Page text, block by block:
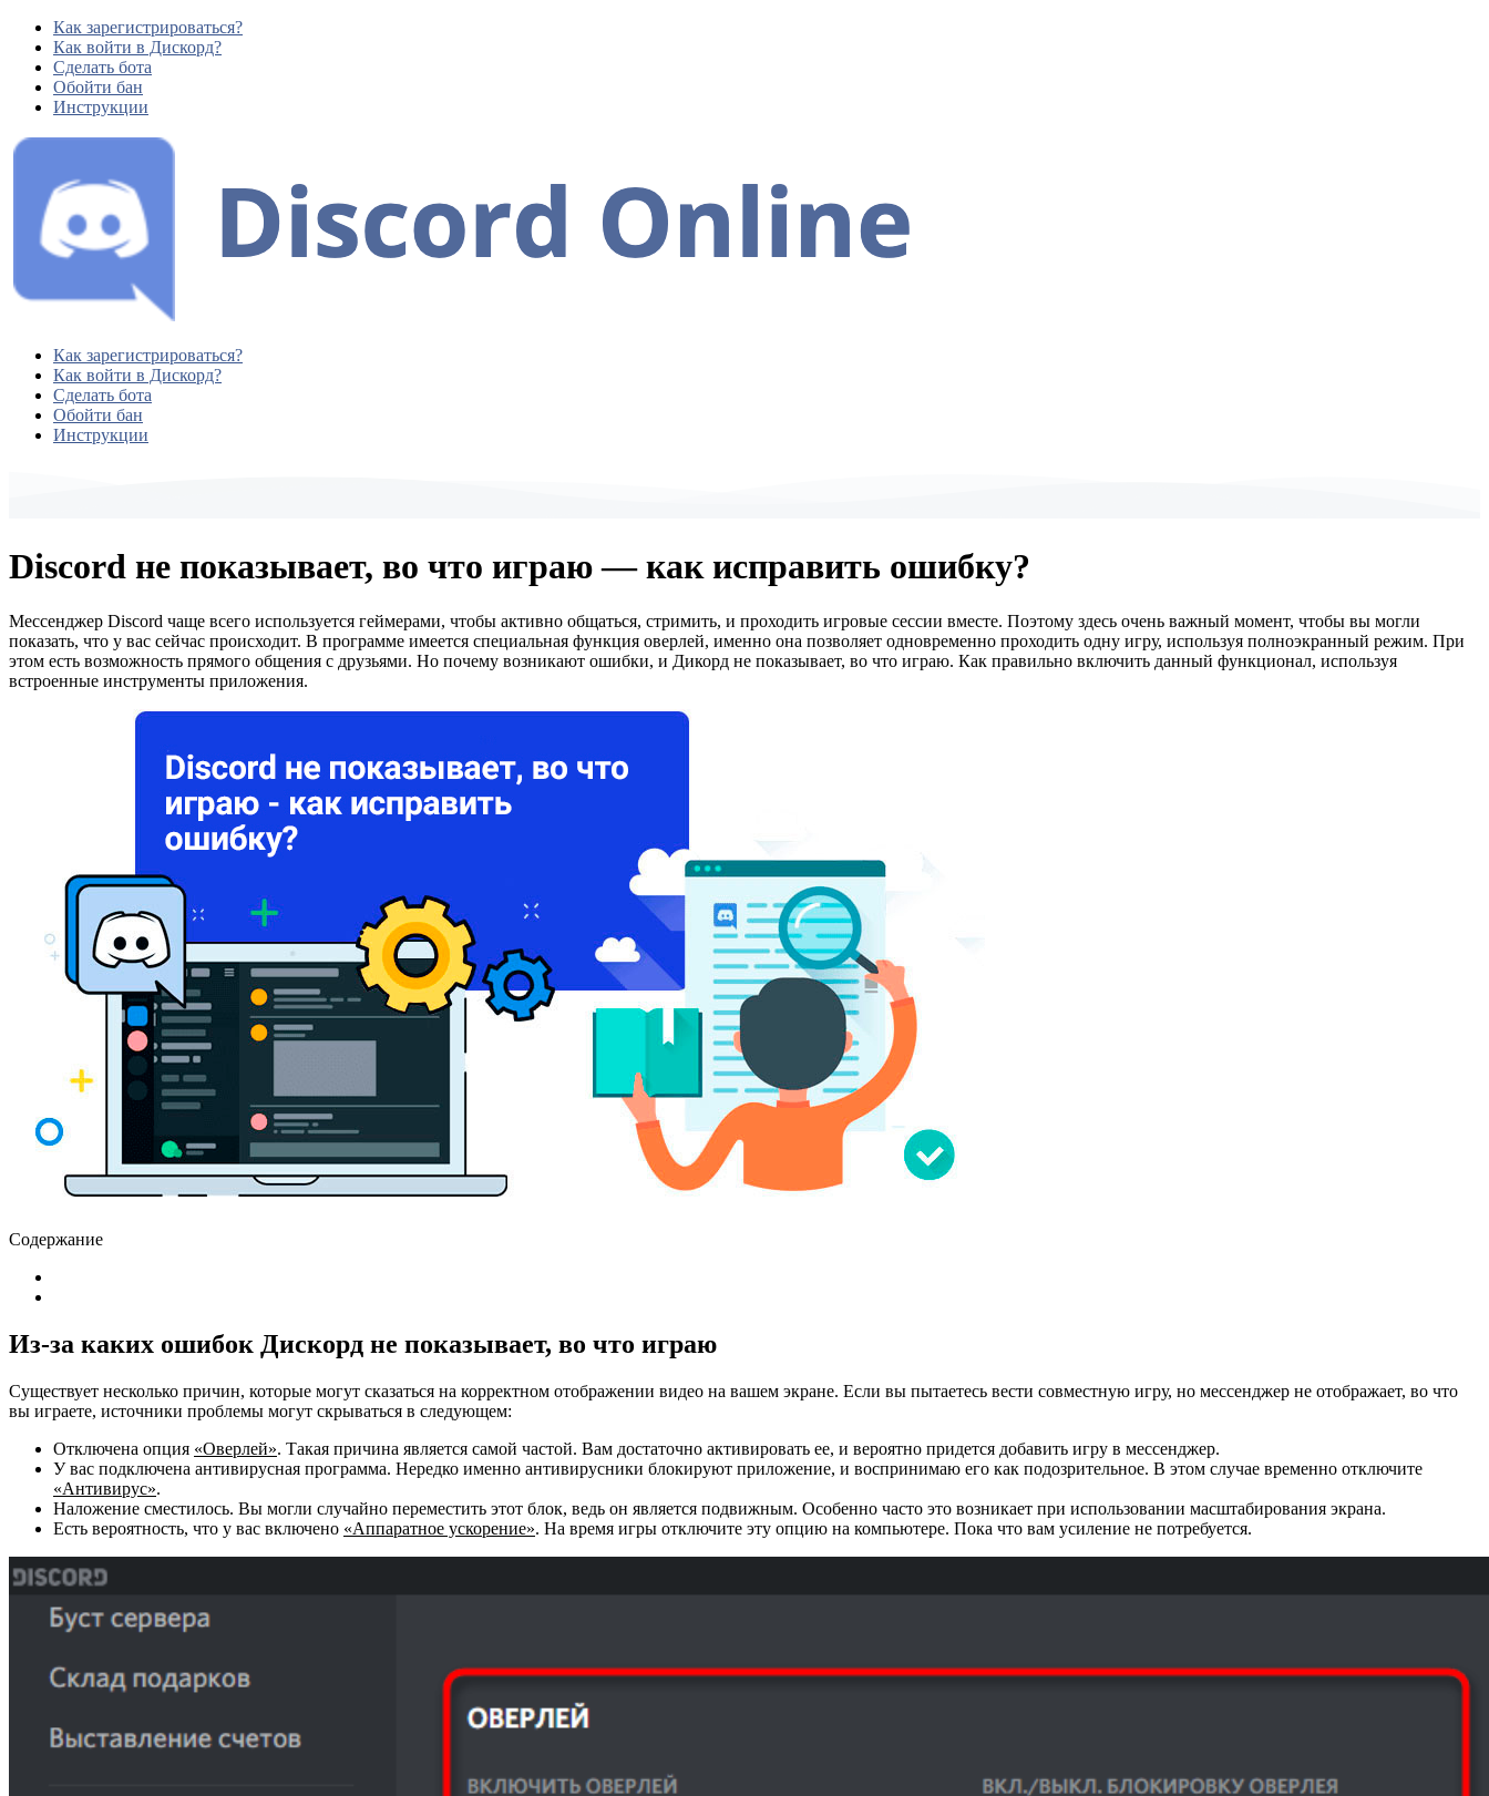
Как зарегистрироваться?
Как войти в Дискорд?
Сделать бота
Обойти бан
Инструкции
Как зарегистрироваться?
Как войти в Дискорд?
Сделать бота
Обойти бан
Инструкции
Discord не показывает, во что играю — как исправить ошибку?
Мессенджер Discord чаще всего используется геймерами, чтобы активно общаться, стримить, и проходить игровые сессии вместе. Поэтому здесь очень важный момент, чтобы вы могли
показать, что у вас сейчас происходит. В программе имеется специальная функция оверлей, именно она позволяет одновременно проходить одну игру, используя полноэкранный режим. При
этом есть возможность прямого общения с друзьями. Но почему возникают ошибки, и Дикорд не показывает, во что играю. Как правильно включить данный функционал, используя
встроенные инструменты приложения.
Содержание
Из-за каких ошибок Дискорд не показывает, во что играю
Существует несколько причин, которые могут сказаться на корректном отображении видео на вашем экране. Если вы пытаетесь вести совместную игру, но мессенджер не отображает, во что
вы играете, источники проблемы могут скрываться в следующем:
Отключена опция «Оверлей». Такая причина является самой частой. Вам достаточно активировать ее, и вероятно придется добавить игру в мессенджер.
У вас подключена антивирусная программа. Нередко именно антивирусники блокируют приложение, и воспринимаю его как подозрительное. В этом случае временно отключите
«Антивирус».
Наложение сместилось. Вы могли случайно переместить этот блок, ведь он является подвижным. Особенно часто это возникает при использовании масштабирования экрана.
Есть вероятность, что у вас включено «Аппаратное ускорение». На время игры отключите эту опцию на компьютере. Пока что вам усиление не потребуется.